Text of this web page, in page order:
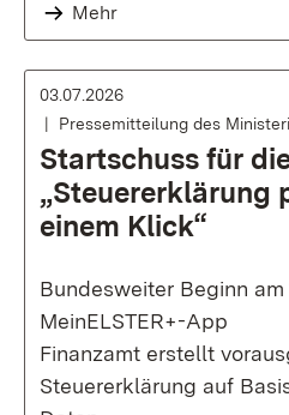
Mehr
03.07.2026
Pressemitteilung des
Startschuss für
„Steuererklärung
einem Klick“
Bundesweiter Beginn
MeinELSTER+-App
Finanzamt erstellt
Steuererklärung auf